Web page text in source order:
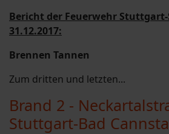
Bericht der Feuerwehr
31.12.2017:
Brennen Tannen
Zum dritten und letzten...
Brand 2 -
Stuttgart-Bad